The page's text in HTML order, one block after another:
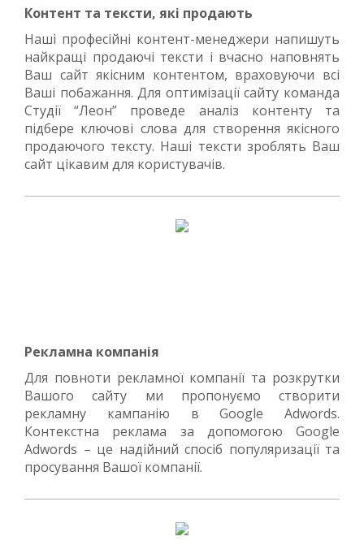
Контент та тексти, які продають
Наші професійні контент-менеджери напишуть
найкращі продаючі тексти і вчасно наповнять
Ваш сайт якісним контентом, враховуючи всі
Ваші побажання. Для оптимізації сайту команда
Студії “Леон” проведе аналіз контенту та
підбере ключові слова для створення якісного
продаючого тексту. Наші тексти зроблять Ваш
сайт цікавим для користувачів.
Рекламна компанія
Для повноти рекламної компанії та розкрутки
Вашого сайту ми пропонуємо створити
рекламну кампанію в Google Adwords.
Контекстна реклама за допомогою Google
Adwords – це надійний спосіб популяризації та
просування Вашої компанії.